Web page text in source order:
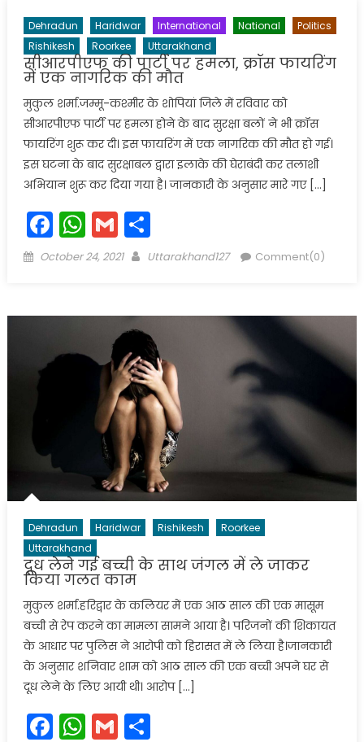
Dehradun Haridwar International National
Politics
Rishikesh
Roorkee Uttarakhand
सीआरपीएफ की पार्टी पर हमला, क्रॉस फायरिंग
में एक नागरिक की मौत
मुकुल शर्मा.जम्मू-कश्मीर के शोपियां जिले में रविवार को
सीआरपीएफ पार्टी पर हमला होने के बाद सुरक्षा बलों ने भी क्रॉस
फायरिंग शुरू कर दी। इस फायरिंग में एक नागरिक की मौत हो गई।
इस घटना के बाद सुरक्षाबल द्वारा इलाके की घेराबंदी कर तलाशी
अभियान शुरू कर दिया गया है। जानकारी के अनुसार मारे गए […]
Facebook
WhatsApp
GmailShare
Posted
October 24, 2021 Author
Uttarakhand127 Comment(0)
Dehradun Haridwar Rishikesh
Roorkee
Uttarakhand
दूध लेने गई बच्ची के साथ जंगल में ले जाकर
किया गलत काम
मुकुल शर्मा.हरिद्वार के कलियर में एक आठ साल की एक मासूम
बच्ची से रेप करने का मामला सामने आया है। परिजनों की शिकायत
के आधार पर पुलिस ने आरोपी को हिरासत में ले लिया है।जानकारी
के अनुसार शनिवार शाम को आठ साल की एक बच्ची अपने घर से
दूध लेने के लिए आयी थी। आरोप […]
Facebook
WhatsApp
GmailShare